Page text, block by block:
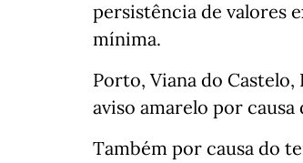
persistência de valores
mínima.
Porto, Viana do
aviso amarelo por
Também por causa do